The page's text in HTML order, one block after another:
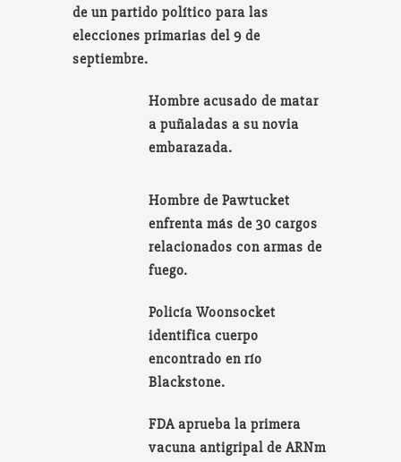
de un partido político para las
elecciones primarias del 9 de
septiembre.
Hombre acusado de matar
a puñaladas a su novia
embarazada.
Hombre de Pawtucket
enfrenta más de 30 cargos
relacionados con armas de
fuego.
Policía Woonsocket
identifica cuerpo
encontrado en río
Blackstone.
FDA aprueba la primera
vacuna antigripal de ARNm